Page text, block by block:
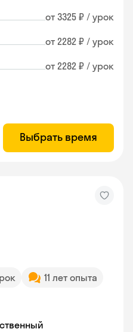
от 3325 ₽ / урок
от 2282 ₽ / урок
от 2282 ₽ / урок
Выбрать время
11 лет опыта